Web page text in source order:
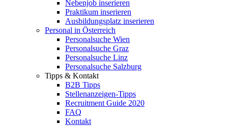
Nebenjob inserieren
Praktikum inserieren
Ausbildungsplatz inserieren
Personal in Österreich
Personalsuche Wien
Personalsuche Graz
Personalsuche Linz
Personalsuche Salzburg
Tipps & Kontakt
B2B Tipps
Stellenanzeigen-Tipps
Recruitment Guide 2020
FAQ
Kontakt